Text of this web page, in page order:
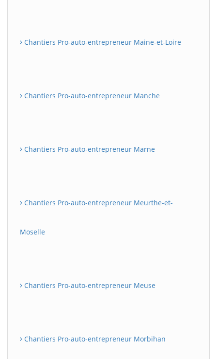
Chantiers Pro-auto-entrepreneur Maine-et-Loire
Chantiers Pro-auto-entrepreneur Manche
Chantiers Pro-auto-entrepreneur Marne
Chantiers Pro-auto-entrepreneur Meurthe-et-
Moselle
Chantiers Pro-auto-entrepreneur Meuse
Chantiers Pro-auto-entrepreneur Morbihan